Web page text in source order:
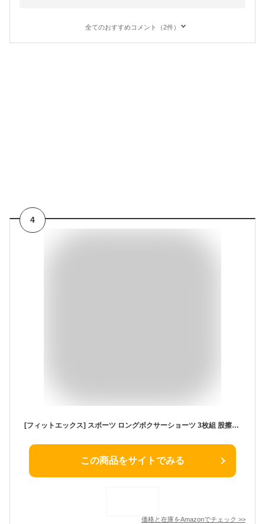
全てのおすすめコメント（2件）
4
[フィットエックス] スポーツ ロングボクサーショーツ 3枚組 股擦れ防止 吸汗速乾 通気性強化オールメッシュメンズ 下着 (M, B.ブラック3枚組)
この商品をサイトでみる
価格と在庫をAmazonでチェック >>